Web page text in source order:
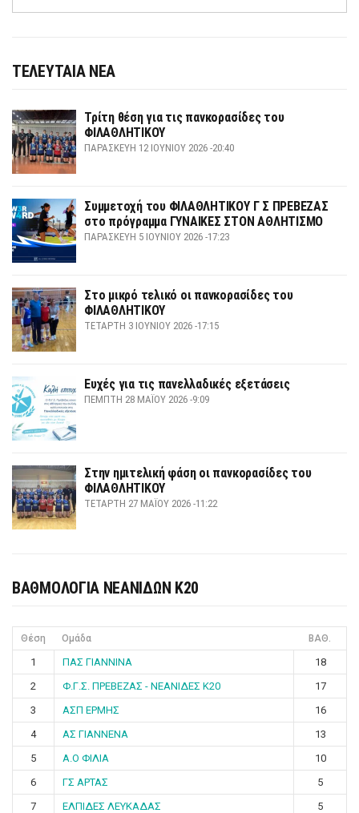
ΤΕΛΕΥΤΑΙΑ ΝΕΑ
Τρίτη θέση για τις πανκορασίδες του
ΦΙΛΑΘΛΗΤΙΚΟΥ
ΠΑΡΑΣΚΕΥΉ 12 ΙΟΥΝΊΟΥ 2026 -20:40
Συμμετοχή του ΦΙΛΑΘΛΗΤΙΚΟΥ Γ Σ ΠΡΕΒΕΖΑΣ
στο πρόγραμμα ΓΥΝΑΙΚΕΣ ΣΤΟΝ ΑΘΛΗΤΙΣΜΟ
ΠΑΡΑΣΚΕΥΉ 5 ΙΟΥΝΊΟΥ 2026 -17:23
Στο μικρό τελικό οι πανκορασίδες του
ΦΙΛΑΘΛΗΤΙΚΟΥ
ΤΕΤΆΡΤΗ 3 ΙΟΥΝΊΟΥ 2026 -17:15
Ευχές για τις πανελλαδικές εξετάσεις
ΠΈΜΠΤΗ 28 ΜΑΪ́ΟΥ 2026 -9:09
Στην ημιτελική φάση οι πανκορασίδες του
ΦΙΛΑΘΛΗΤΙΚΟΥ
ΤΕΤΆΡΤΗ 27 ΜΑΪ́ΟΥ 2026 -11:22
ΒΑΘΜΟΛΟΓΙΑ ΝΕΑΝΙΔΩΝ Κ20
Θέση Ομάδα ΒΑΘ.
1 ΠΑΣ ΓΙΑΝΝΙΝΑ
18
2
Φ.Γ.Σ. ΠΡΕΒΕΖΑΣ - ΝΕΑΝΙΔΕΣ Κ20
17
3
ΑΣΠ ΕΡΜΗΣ
16
4
ΑΣ ΓΙΑΝΝΕΝΑ
13
5
Α.Ο ΦΙΛΙΑ
10
6
ΓΣ ΑΡΤΑΣ
5
7
ΕΛΠΙΔΕΣ ΛΕΥΚΑΔΑΣ
5